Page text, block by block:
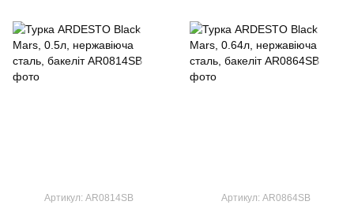
Артикул: AR0814SB Артикул: AR0864SB